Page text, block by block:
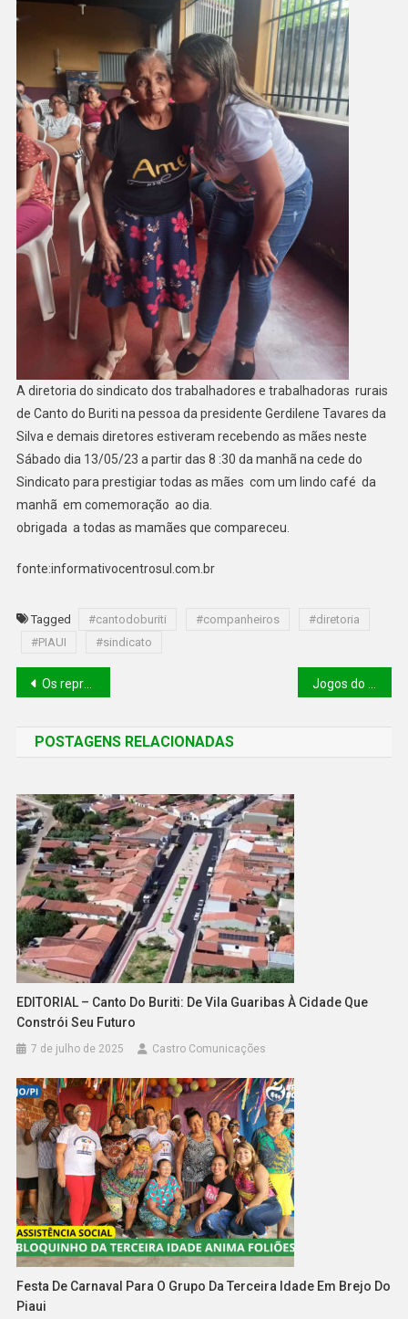
A diretoria do sindicato dos trabalhadores e trabalhadoras rurais
de Canto do Buriti na pessoa da presidente Gerdilene Tavares da
Silva e demais diretores estiveram recebendo as mães neste
Sábado dia 13/05/23 a partir das 8 :30 da manhã na cede do
Sindicato para prestigiar todas as mães com um lindo café da
manhã em comemoração ao dia.
obrigada a todas as mamães que compareceu.
fonte:informativocentrosul.com.br
Tagged #cantodoburiti #companheiros
#diretoria
#PIAUI
#sindicato
Os representantes do movimento CDB de futuro, estiveram com o governador Rafael Fonteles e o senador Marcelo Castro Jogos do campeonato Piauiense são investigados por suspeita de manipulação de resultados
POSTAGENS RELACIONADAS
EDITORIAL – Canto Do Buriti: De Vila Guaribas À Cidade Que
Constrói Seu Futuro
7 de julho de 2025 Castro Comunicações
Festa De Carnaval Para O Grupo Da Terceira Idade Em Brejo Do
Piaui